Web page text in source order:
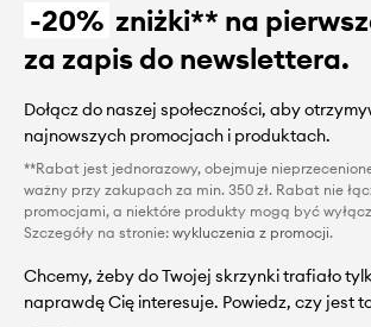
-20% zniżki** na
za zapis do newslettera.
Dołącz do naszej społeczności, aby
najnowszych promocjach i produktach.
**Rabat jest jednorazowy, obejmuje
ważny przy zakupach za min. 350 zł. Rabat nie
promocjami, a niektóre produkty mogą być
Szczegóły na stronie: wykluczenia z promocji.
Chcemy, żeby do Twojej skrzynki trafiało
naprawdę Cię interesuje. Powiedz, czy jest